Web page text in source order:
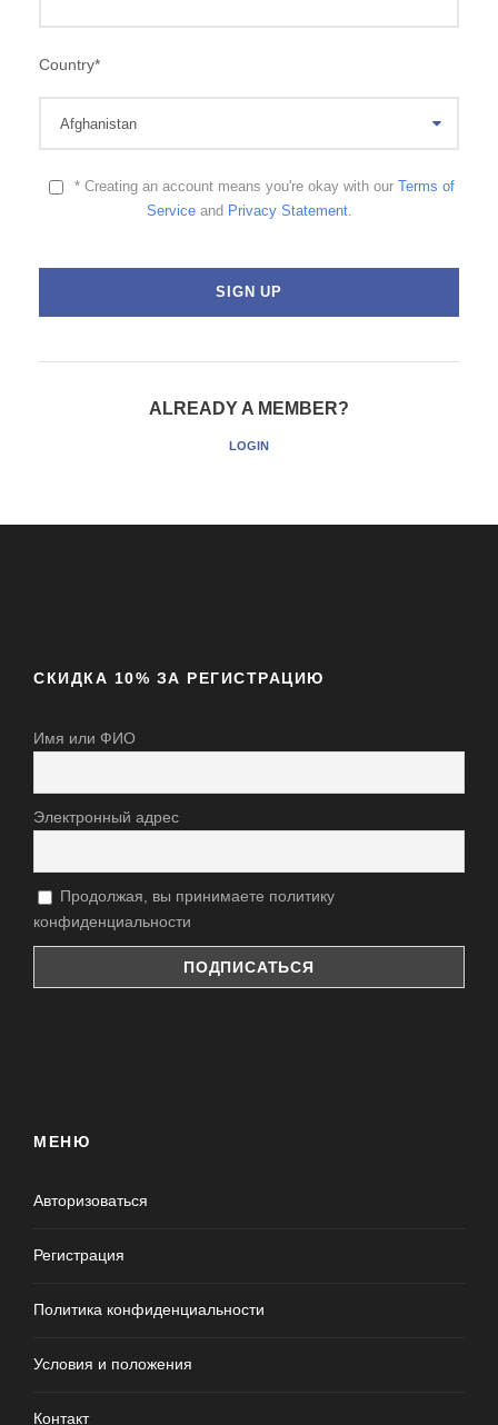
Country*
* Creating an account means you're okay with our Terms of
Serviceand Privacy Statement.
ALREADY A MEMBER?
LOGIN
СКИДКА 10% ЗА РЕГИСТРАЦИЮ
Имя или ФИО
Электронный адрес
Продолжая, вы принимаете политику
конфиденциальности
МЕНЮ
Авторизоваться
Регистрация
Политика конфиденциальности
Условия и положения
Контакт